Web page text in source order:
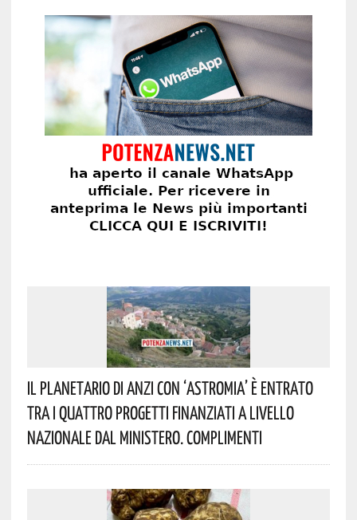
Il Planetario Di Anzi Con ‘Astromia’ È Entrato
Tra I Quattro Progetti Finanziati A Livello
Nazionale Dal Ministero. Complimenti